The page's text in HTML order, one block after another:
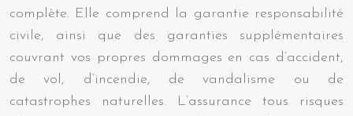
complète. Elle comprend la garantie responsabilité
civile, ainsi que des garanties supplémentaires
couvrant vos propres dommages en cas d’accident,
de vol, d’incendie, de vandalisme ou de
catastrophes naturelles. L’assurance tous risques